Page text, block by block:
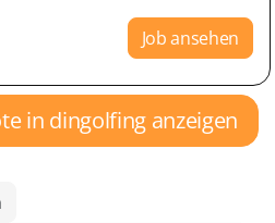
Job ansehen
in dingolfing anzeigen